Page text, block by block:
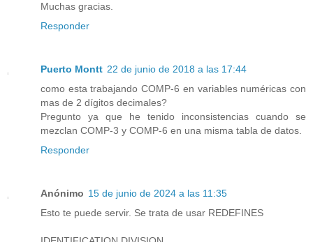
Muchas gracias.
Responder
Puerto Montt 22 de junio de 2018 a las 17:44
como esta trabajando COMP-6 en variables numéricas con
mas de 2 dígitos decimales?
Pregunto ya que he tenido inconsistencias cuando se
mezclan COMP-3 y COMP-6 en una misma tabla de datos.
Responder
Anónimo 15 de junio de 2024 a las 11:35
Esto te puede servir. Se trata de usar REDEFINES